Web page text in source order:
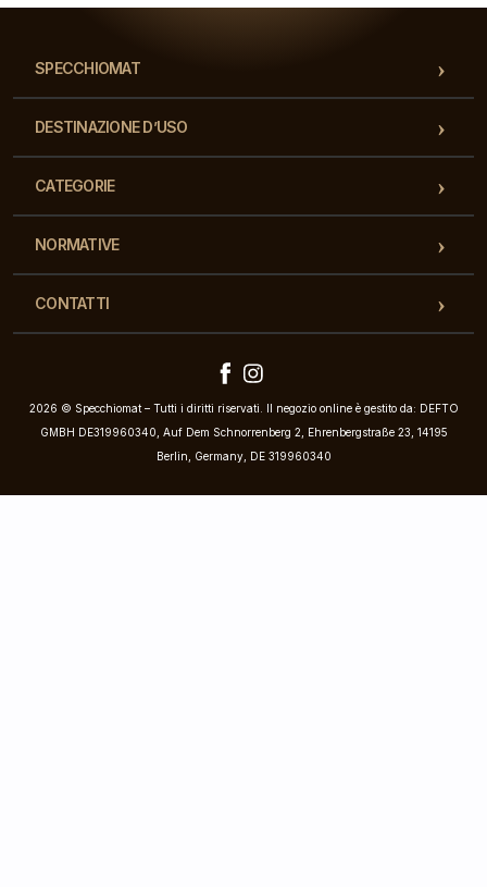
SPECCHIOMAT
DESTINAZIONE D’USO
CATEGORIE
NORMATIVE
CONTATTI
2026 © Specchiomat – Tutti i diritti riservati. Il negozio online è gestito da: DEFTO
GMBH DE319960340, Auf Dem Schnorrenberg 2, Ehrenbergstraße 23, 14195
Berlin, Germany, DE 319960340